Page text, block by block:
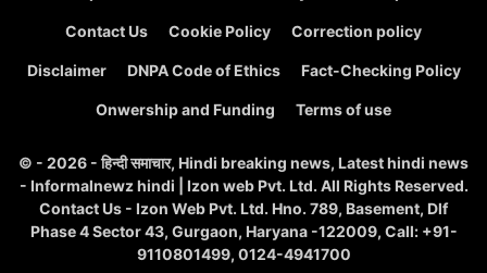
Contact Us Cookie Policy Correction policy
Disclaimer DNPA Code of Ethics Fact-Checking Policy
Onwership and Funding Terms of use
© - 2026 - हिन्दी समाचार, Hindi breaking news, Latest hindi news
- Informalnewz hindi | Izon web Pvt. Ltd. All Rights Reserved.
Contact Us - Izon Web Pvt. Ltd. Hno. 789, Basement, Dlf
Phase 4 Sector 43, Gurgaon, Haryana -122009, Call: +91-
9110801499, 0124-4941700